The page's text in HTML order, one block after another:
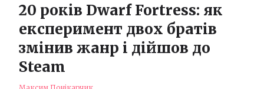
20 років Dwarf Fortress: як
експеримент двох братів
змінив жанр і дійшов до
Steam